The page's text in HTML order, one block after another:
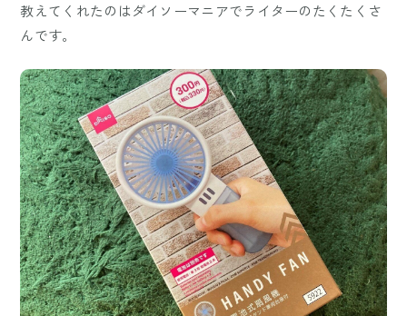
教えてくれたのはダイソーマニアでライターのたくたくさ
んです。